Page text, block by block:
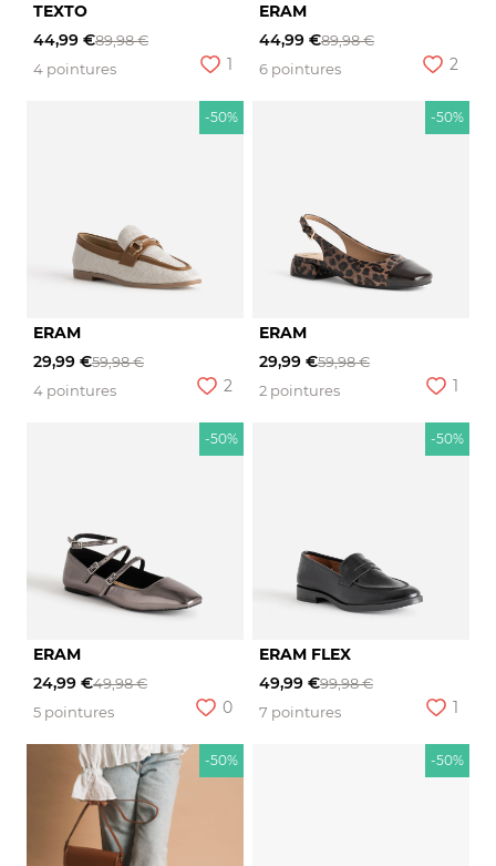
TEXTO
44,99 €89,98 €
4 pointures
1
ERAM
44,99 €89,98 €
6 pointures
2
-50%
ERAM
29,99 €59,98 €
4 pointures
2
-50%
ERAM
29,99 €59,98 €
2 pointures
1
-50%
ERAM
24,99 €49,98 €
5 pointures
0
-50%
ERAM FLEX
49,99 €99,98 €
7 pointures
1
-50% -50%